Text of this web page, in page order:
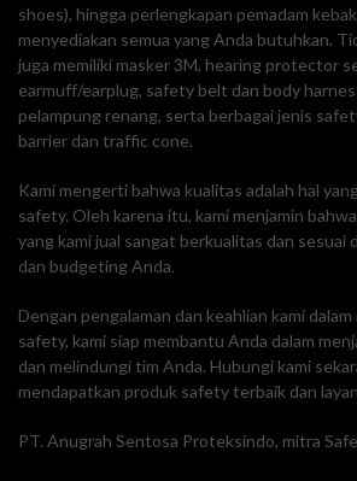
shoes), hingga perlengkapan pemadam
menyediakan semua yang Anda butuhkan.
juga memiliki masker 3M, hearing protector
earmuff/earplug, safety belt dan body
pelampung renang, serta berbagai jenis
barrier dan traffic cone.
Kami mengerti bahwa kualitas adalah hal
safety. Oleh karena itu, kami menjamin
yang kami jual sangat berkualitas dan sesuai
dan budgeting Anda.
Dengan pengalaman dan keahlian kami
safety, kami siap membantu Anda dalam
dan melindungi tim Anda. Hubungi kami
mendapatkan produk safety terbaik dan
PT. Anugrah Sentosa Proteksindo, mitra